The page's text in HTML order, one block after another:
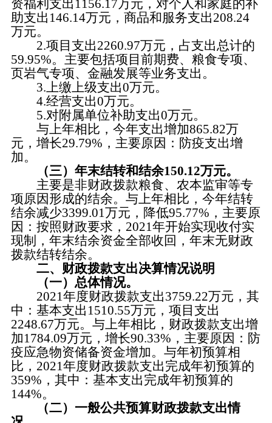
资福利支出1156.17万元，对个人和家庭的补
助支出146.14万元，商品和服务支出208.24
万元。
2.项目支出2260.97万元，占支出总计的
59.95%。主要包括项目前期费、粮食专项、
页岩气专项、金融发展等业务支出。
3.上缴上级支出0万元。
4.经营支出0万元。
5.对附属单位补助支出0万元。
与上年相比，今年支出增加865.82万
元，增长29.79%，主要原因：防疫支出增
加。
（三）年末结转和结余150.12万元。
主要是非财政拨款粮食、农本监审等专
项原因形成的结余。与上年相比，今年结转
结余减少3399.01万元，降低95.77%，主要原
因：按照财政要求，2021年开始实现收付实
现制，年末结余资金全部收回，年末无财政
拨款结转结余。
二、财政拨款支出决算情况说明
（一）总体情况。
2021年度财政拨款支出3759.22万元，其
中：基本支出1510.55万元，项目支出
2248.67万元。与上年相比，财政拨款支出增
加1784.09万元，增长90.33%，主要原因：防
疫应急物资储备资金增加。与年初预算相
比，2021年度财政拨款支出完成年初预算的
359%，其中：基本支出完成年初预算的
144%。
（二）一般公共预算财政拨款支出情